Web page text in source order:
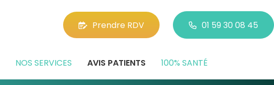
Prendre RDV 01 59 30 08 45
NOS SERVICES AVIS PATIENTS 100% SANTÉ